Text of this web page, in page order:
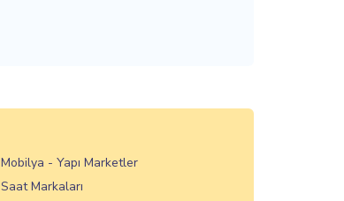
Mobilya - Yapı Marketler
Saat Markaları